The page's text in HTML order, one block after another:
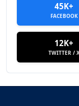
45K+
FACEBOOK
12K+
TWITTER /